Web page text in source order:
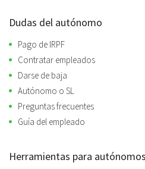
Dudas del autónomo
Pago de IRPF
Contratar empleados
Darse de baja
Autónomo o SL
Preguntas frecuentes
Guía del empleado
Herramientas para autónomos